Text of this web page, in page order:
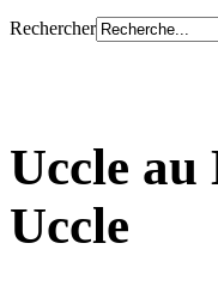
Rechercher
Uccle au
Uccle